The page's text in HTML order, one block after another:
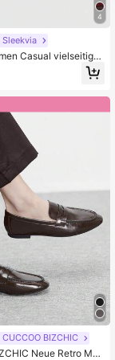
4
Sleekvia
Casual vielseitige
Out Stickerei Spitzsch
CUCCOO BIZCHIC
Neue Retro Mod